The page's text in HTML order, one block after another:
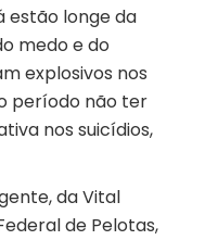
estão longe da
medo e do
explosivos nos
período não ter
nos suicídios,
da Vital
de Pelotas,